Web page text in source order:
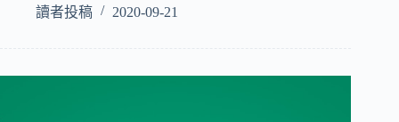
讀者投稿
2020-09-21